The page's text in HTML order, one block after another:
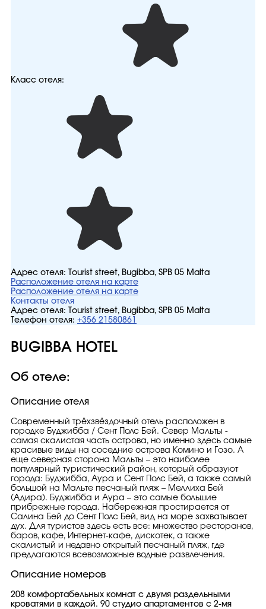
Класс отеля:
Адрес отеля:
Tourist street, Bugibba, SPB 05 Malta
Расположение отеля на карте
Расположение отеля на карте
Контакты отеля
Адрес отеля:
Tourist street, Bugibba, SPB 05 Malta
Телефон отеля: +356 21580861
BUGIBBA HOTEL
Об отеле:
Описание отеля
Современный трёхзвёздочный отель расположен в
городке Буджибба / Сент Полс Бей. Север Мальты -
самая скалистая часть острова, но именно здесь самые
красивые виды на соседние острова Комино и Гозо. А
еще северная сторона Мальты – это наиболее
популярный туристический район, который образуют
города: Буджибба, Аура и Сент Полс Бей, а также самый
большой на Мальте песчаный пляж – Меллиха Бей
(Адира). Буджибба и Аура – это самые большие
прибрежные города. Набережная простирается от
Салина Бей до Сент Полс Бей, вид на море захватывает
дух. Для туристов здесь есть все: множество ресторанов,
баров, кафе, Интернет-кафе, дискотек, а также
скалистый и недавно открытый песчаный пляж, где
предлагаются всевозможные водные развлечения.
Описание номеров
208 комфортабельных комнат с двумя раздельными
кроватями в каждой. 90 студио апартаментов с 2-мя